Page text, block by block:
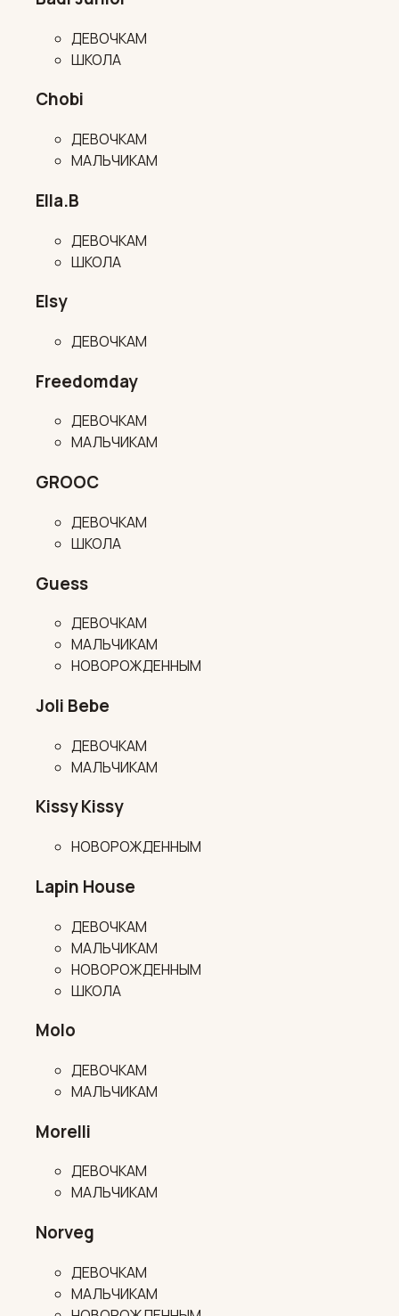
ДЕВОЧКАМ
ШКОЛА
Chobi
ДЕВОЧКАМ
МАЛЬЧИКАМ
Ella.B
ДЕВОЧКАМ
ШКОЛА
Elsy
ДЕВОЧКАМ
Freedomday
ДЕВОЧКАМ
МАЛЬЧИКАМ
GROOC
ДЕВОЧКАМ
ШКОЛА
Guess
ДЕВОЧКАМ
МАЛЬЧИКАМ
НОВОРОЖДЕННЫМ
Joli Bebe
ДЕВОЧКАМ
МАЛЬЧИКАМ
Kissy Kissy
НОВОРОЖДЕННЫМ
Lapin House
ДЕВОЧКАМ
МАЛЬЧИКАМ
НОВОРОЖДЕННЫМ
ШКОЛА
Molo
ДЕВОЧКАМ
МАЛЬЧИКАМ
Morelli
ДЕВОЧКАМ
МАЛЬЧИКАМ
Norveg
ДЕВОЧКАМ
МАЛЬЧИКАМ